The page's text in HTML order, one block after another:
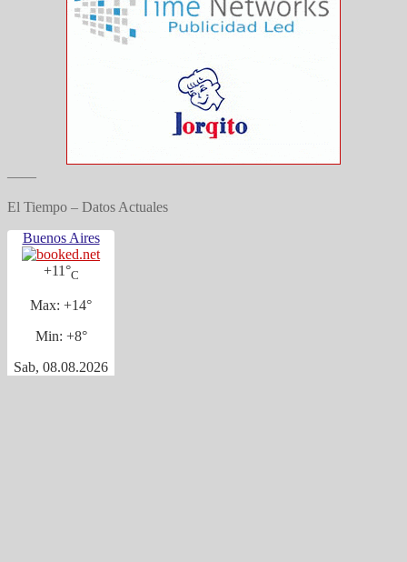
——
El Tiempo – Datos Actuales
Buenos Aires
+11°C
Max: +14°
Min: +8°
Sab, 08.08.2026